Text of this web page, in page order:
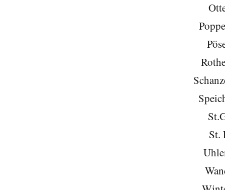
St.